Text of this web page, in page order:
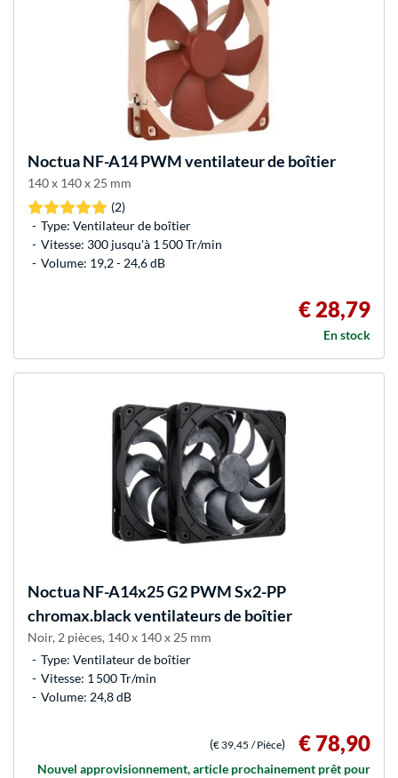
NoctuaNF-A14 PWM ventilateur de boîtier
140 x 140 x 25 mm
(2)
Type: Ventilateur de boîtier
Vitesse: 300 jusqu'à 1 500 Tr/min
Volume: 19,2 - 24,6 dB
€ 28,79
En stock
NoctuaNF-A14x25 G2 PWM Sx2-PP
chromax.black ventilateurs de boîtier
Noir, 2 pièces, 140 x 140 x 25 mm
Type: Ventilateur de boîtier
Vitesse: 1 500 Tr/min
Volume: 24,8 dB
(€ 39,45 / Pièce) € 78,90
Nouvel approvisionnement, article prochainement prêt pour